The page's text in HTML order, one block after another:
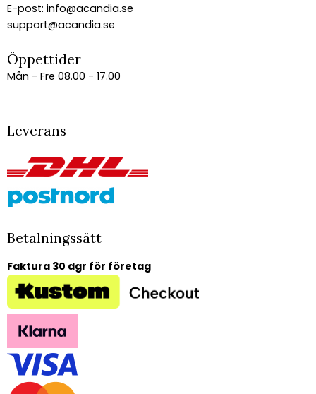
E-post: info@acandia.se
support@acandia.se
Öppettider
Mån - Fre 08.00 - 17.00
Leverans
Betalningssätt
Faktura 30 dgr för företag